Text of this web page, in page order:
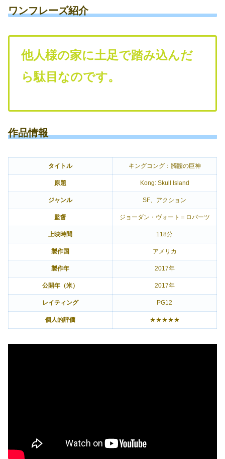
ワンフレーズ紹介
他人様の家に土足で踏み込んだ
ら駄目なのです。
作品情報
タイトル キングコング：髑髏の巨神
原題 Kong: Skull Island
ジャンル SF、アクション
監督 ジョーダン・ヴォート＝ロバーツ
上映時間 118分
製作国 アメリカ
製作年 2017年
公開年（米） 2017年
レイティング PG12
個人的評価 ★★★★★